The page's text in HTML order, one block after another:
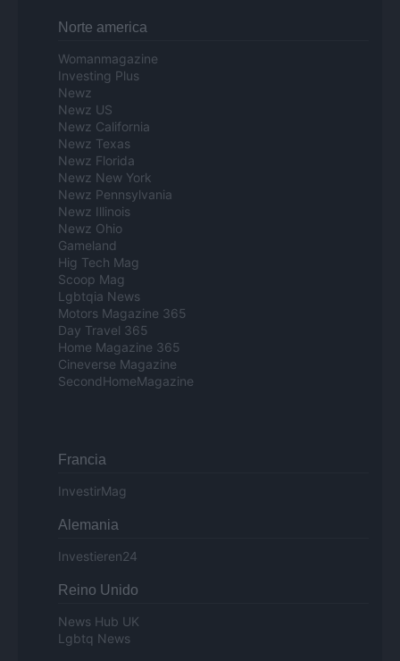
Norte america
Womanmagazine
Investing Plus
Newz
Newz US
Newz California
Newz Texas
Newz Florida
Newz New York
Newz Pennsylvania
Newz Illinois
Newz Ohio
Gameland
Hig Tech Mag
Scoop Mag
Lgbtqia News
Motors Magazine 365
Day Travel 365
Home Magazine 365
Cineverse Magazine
SecondHomeMagazine
Francia
InvestirMag
Alemania
Investieren24
Reino Unido
News Hub UK
Lgbtq News